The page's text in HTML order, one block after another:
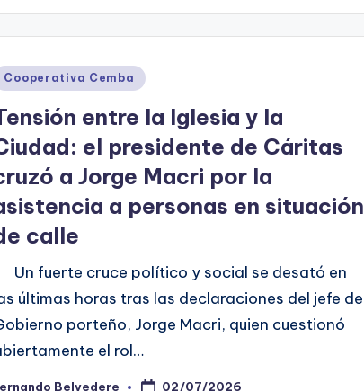
Cooperativa Cemba
entre la Iglesia y la
el presidente de Cáritas
a Jorge Macri por la
a personas en situación
calle
fuerte cruce político y social se desató en
últimas horas tras las declaraciones del jefe de
porteño, Jorge Macri, quien cuestionó
el rol…
Belvedere 02/07/2026